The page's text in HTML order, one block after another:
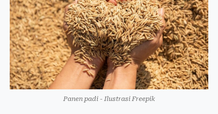
Panen padi - Ilustrasi Freepik